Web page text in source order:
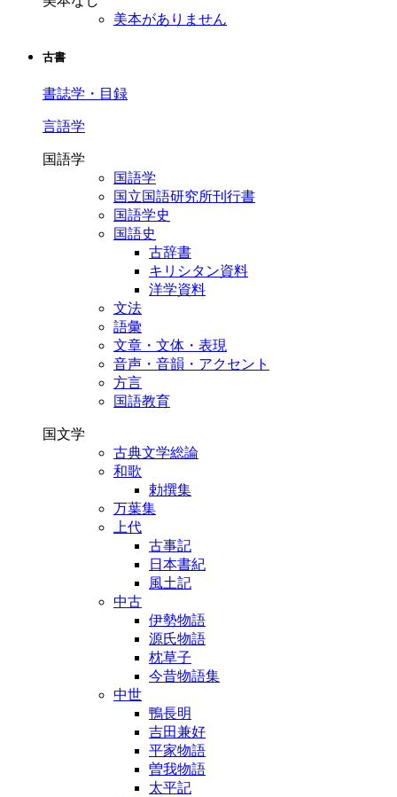
美本がありません
古書
書誌学・目録
言語学
国語学
国語学
国立国語研究所刊行書
国語学史
国語史
古辞書
キリシタン資料
洋学資料
文法
語彙
文章・文体・表現
音声・音韻・アクセント
方言
国語教育
国文学
古典文学総論
和歌
勅撰集
万葉集
上代
古事記
日本書紀
風土記
中古
伊勢物語
源氏物語
枕草子
今昔物語集
中世
鴨長明
吉田兼好
平家物語
曽我物語
太平記